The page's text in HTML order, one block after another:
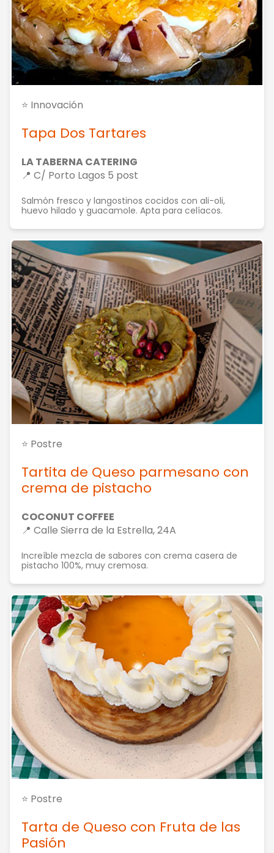
⭐ Innovación
Tapa Dos Tartares
LA TABERNA CATERING
📍 C/ Porto Lagos 5 post
Salmón fresco y langostinos cocidos con ali-oli,
huevo hilado y guacamole. Apta para celíacos.
⭐ Postre
Tartita de Queso parmesano con
crema de pistacho
COCONUT COFFEE
📍 Calle Sierra de la Estrella, 24A
Increíble mezcla de sabores con crema casera de
pistacho 100%, muy cremosa.
⭐ Postre
Tarta de Queso con Fruta de las
Pasión